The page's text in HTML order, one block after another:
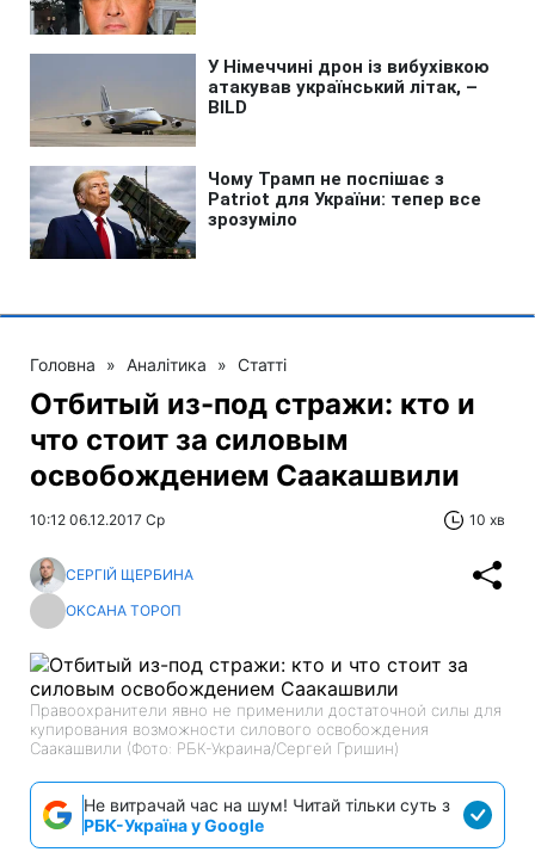
Головна » Аналітика » Статті
Отбитый из-под стражи: кто и
что стоит за силовым
освобождением Саакашвили
10:12 06.12.2017 Ср 10 хв
СЕРГІЙ ЩЕРБИНА
ОКСАНА ТОРОП
Правоохранители явно не применили достаточной силы для
купирования возможности силового освобождения
Саакашвили (Фото: РБК-Украина/Сергей Гришин)
Не витрачай час на шум! Читай тільки суть з
РБК-Україна у Google